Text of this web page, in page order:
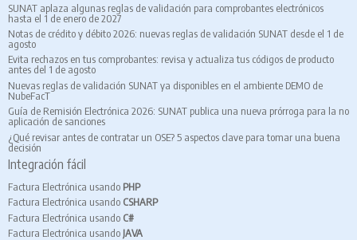
SUNAT aplaza algunas reglas de validación para comprobantes electrónicos
hasta el 1 de enero de 2027
Notas de crédito y débito 2026: nuevas reglas de validación SUNAT desde el 1 de
agosto
Evita rechazos en tus comprobantes: revisa y actualiza tus códigos de producto
antes del 1 de agosto
Nuevas reglas de validación SUNAT ya disponibles en el ambiente DEMO de
NubeFacT
Guía de Remisión Electrónica 2026: SUNAT publica una nueva prórroga para la no
aplicación de sanciones
¿Qué revisar antes de contratar un OSE? 5 aspectos clave para tomar una buena
decisión
Integración fácil
Factura Electrónica usando PHP
Factura Electrónica usando CSHARP
Factura Electrónica usando C#
Factura Electrónica usando JAVA